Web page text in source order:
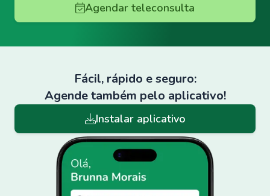
Agendar teleconsulta
Fácil, rápido e seguro:
Agende também pelo aplicativo!
Instalar aplicativo